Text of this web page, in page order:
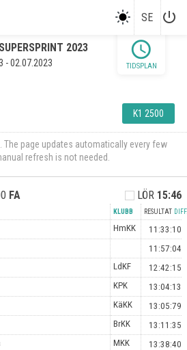
SE power_settings_new
2023
- 02.07.2023
K1 2500
schedule
TIDSPLAN
The page updates automatically every few
refresh is not needed.
FA LÖR 15:46
KLUBB RESULTAT
HmKK
11:33:10
11:57:04
LdKF
12:42:15
KPK
13:04:13
KäKK
13:05:79
BrKK
13:11:35
MKK
13:38:40